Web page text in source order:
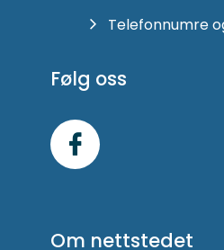
Telefonnumre
Følg oss
Om nettstedet